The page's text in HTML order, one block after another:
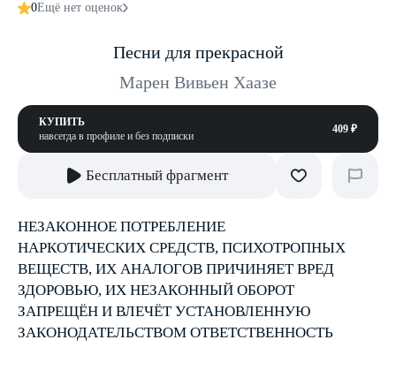
0Ещё нет оценок
Песни для прекрасной
Марен Вивьен Хаазе
КУПИТЬ
навсегда в профиле и без подписки
409 ₽
Бесплатный фрагмент
НЕЗАКОННОЕ ПОТРЕБЛЕНИЕ
НАРКОТИЧЕСКИХ СРЕДСТВ, ПСИХОТРОПНЫХ
ВЕЩЕСТВ, ИХ АНАЛОГОВ ПРИЧИНЯЕТ ВРЕД
ЗДОРОВЬЮ, ИХ НЕЗАКОННЫЙ ОБОРОТ
ЗАПРЕЩЁН И ВЛЕЧЁТ УСТАНОВЛЕННУЮ
ЗАКОНОДАТЕЛЬСТВОМ ОТВЕТСТВЕННОСТЬ